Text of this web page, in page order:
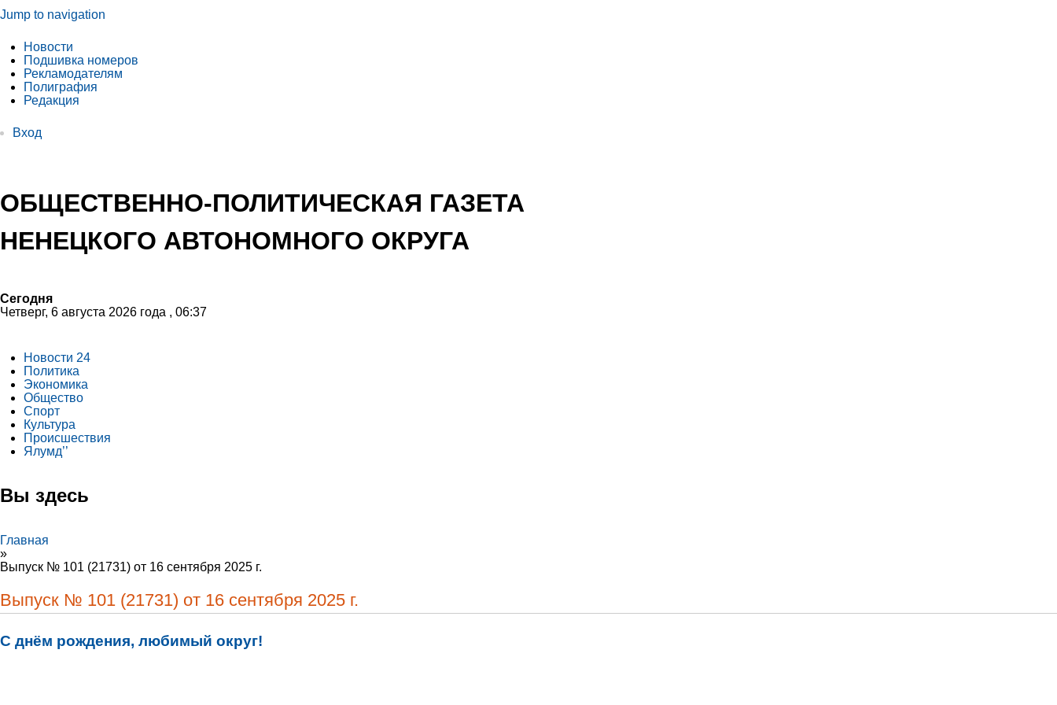
Jump to navigation
Новости
Подшивка номеров
Рекламодателям
Полиграфия
Редакция
Вход
ОБЩЕСТВЕННО-ПОЛИТИЧЕСКАЯ ГАЗЕТА
НЕНЕЦКОГО АВТОНОМНОГО ОКРУГА
Сегодня
Четверг, 6 августа 2026 года , 06:37
Новости 24
Политика
Экономика
Общество
Спорт
Культура
Происшествия
Ялумд’’
Вы здесь
Главная
»
Выпуск № 101 (21731) от 16 сентября 2025 г.
Выпуск № 101 (21731) от 16 сентября 2025 г.
С днём рождения, любимый округ!